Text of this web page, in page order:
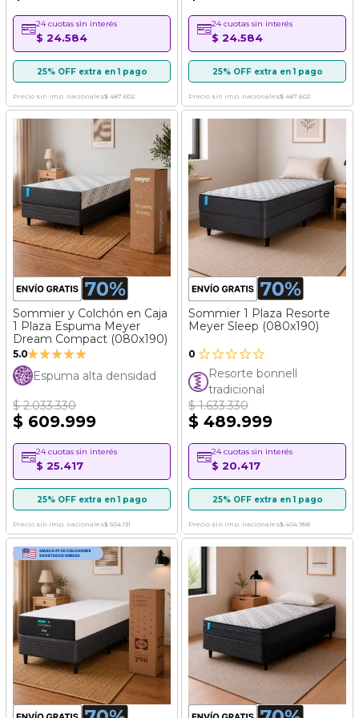
24 cuotas sin interés
$ 24.584
25% OFF extra en 1 pago
Precio sin imp. nacionales$ 487.602
24 cuotas sin interés
$ 24.584
25% OFF extra en 1 pago
Precio sin imp. nacionales$ 487.602
Sommier y Colchón en Caja
1 Plaza Espuma Meyer
Dream Compact (080x190)
5.0Valoración:
100%
Espuma alta densidad
$ 2.033.330
$ 609.999
24 cuotas sin interés
$ 25.417
25% OFF extra en 1 pago
Precio sin imp. nacionales$ 504.131
Sommier 1 Plaza Resorte
Meyer Sleep (080x190)
0
Resorte bonnell
tradicional
$ 1.633.330
$ 489.999
24 cuotas sin interés
$ 20.417
25% OFF extra en 1 pago
Precio sin imp. nacionales$ 404.958